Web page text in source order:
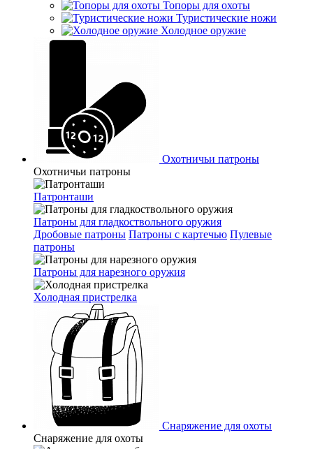
Топоры для охоты
Туристические ножи
Холодное оружие
Охотничьи патроны
Охотничьи патроны
Патронташи
Патроны для гладкоствольного оружия
Дробовые патроны Патроны с картечью Пулевые
патроны
Патроны для нарезного оружия
Холодная пристрелка
Снаряжение для охоты
Снаряжение для охоты